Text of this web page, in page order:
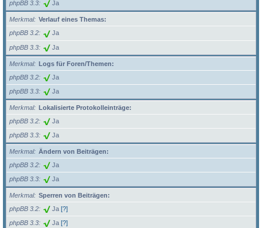
phpBB 3.3 Ja
Merkmal
Verlauf eines Themas:
phpBB 3.2
Ja
phpBB 3.3 Ja
Merkmal
Logs für Foren/Themen:
phpBB 3.2
Ja
phpBB 3.3 Ja
Merkmal
Lokalisierte Protokolleinträge:
phpBB 3.2
Ja
phpBB 3.3 Ja
Merkmal
Ändern von Beiträgen:
phpBB 3.2
Ja
phpBB 3.3 Ja
Merkmal
Sperren von Beiträgen:
phpBB 3.2
Ja [?]
phpBB 3.3 Ja [?]